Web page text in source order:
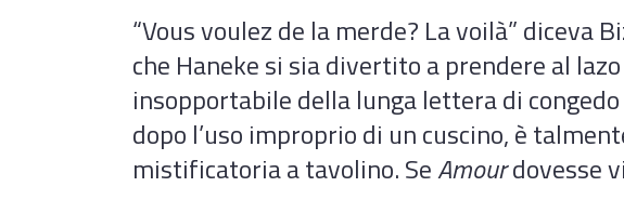
“Vous voulez de la merde? La voilà” diceva
che Haneke si sia divertito a prendere al
insopportabile della lunga lettera di
dopo l’uso improprio di un cuscino, è
mistificatoria a tavolino. SeAmourdovesse